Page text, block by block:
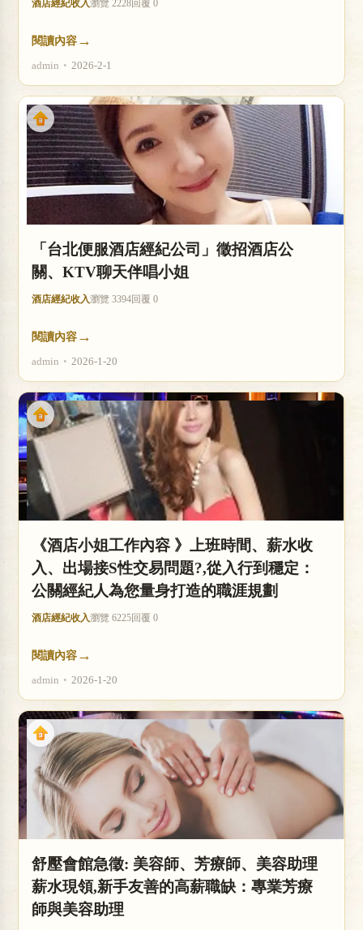
酒店經紀收入瀏覽 2228回覆 0
閱讀內容 →
admin • 2026-2-1
「台北便服酒店經紀公司」徵招酒店公
關、KTV聊天伴唱小姐
酒店經紀收入瀏覽 3394回覆 0
閱讀內容 →
admin • 2026-1-20
《酒店小姐工作內容 》上班時間、薪水收
入、出場接S性交易問題?,從入行到穩定：
公關經紀人為您量身打造的職涯規劃
酒店經紀收入瀏覽 6225回覆 0
閱讀內容 →
admin • 2026-1-20
舒壓會館急徵: 美容師、芳療師、美容助理
薪水現領,新手友善的高薪職缺：專業芳療
師與美容助理